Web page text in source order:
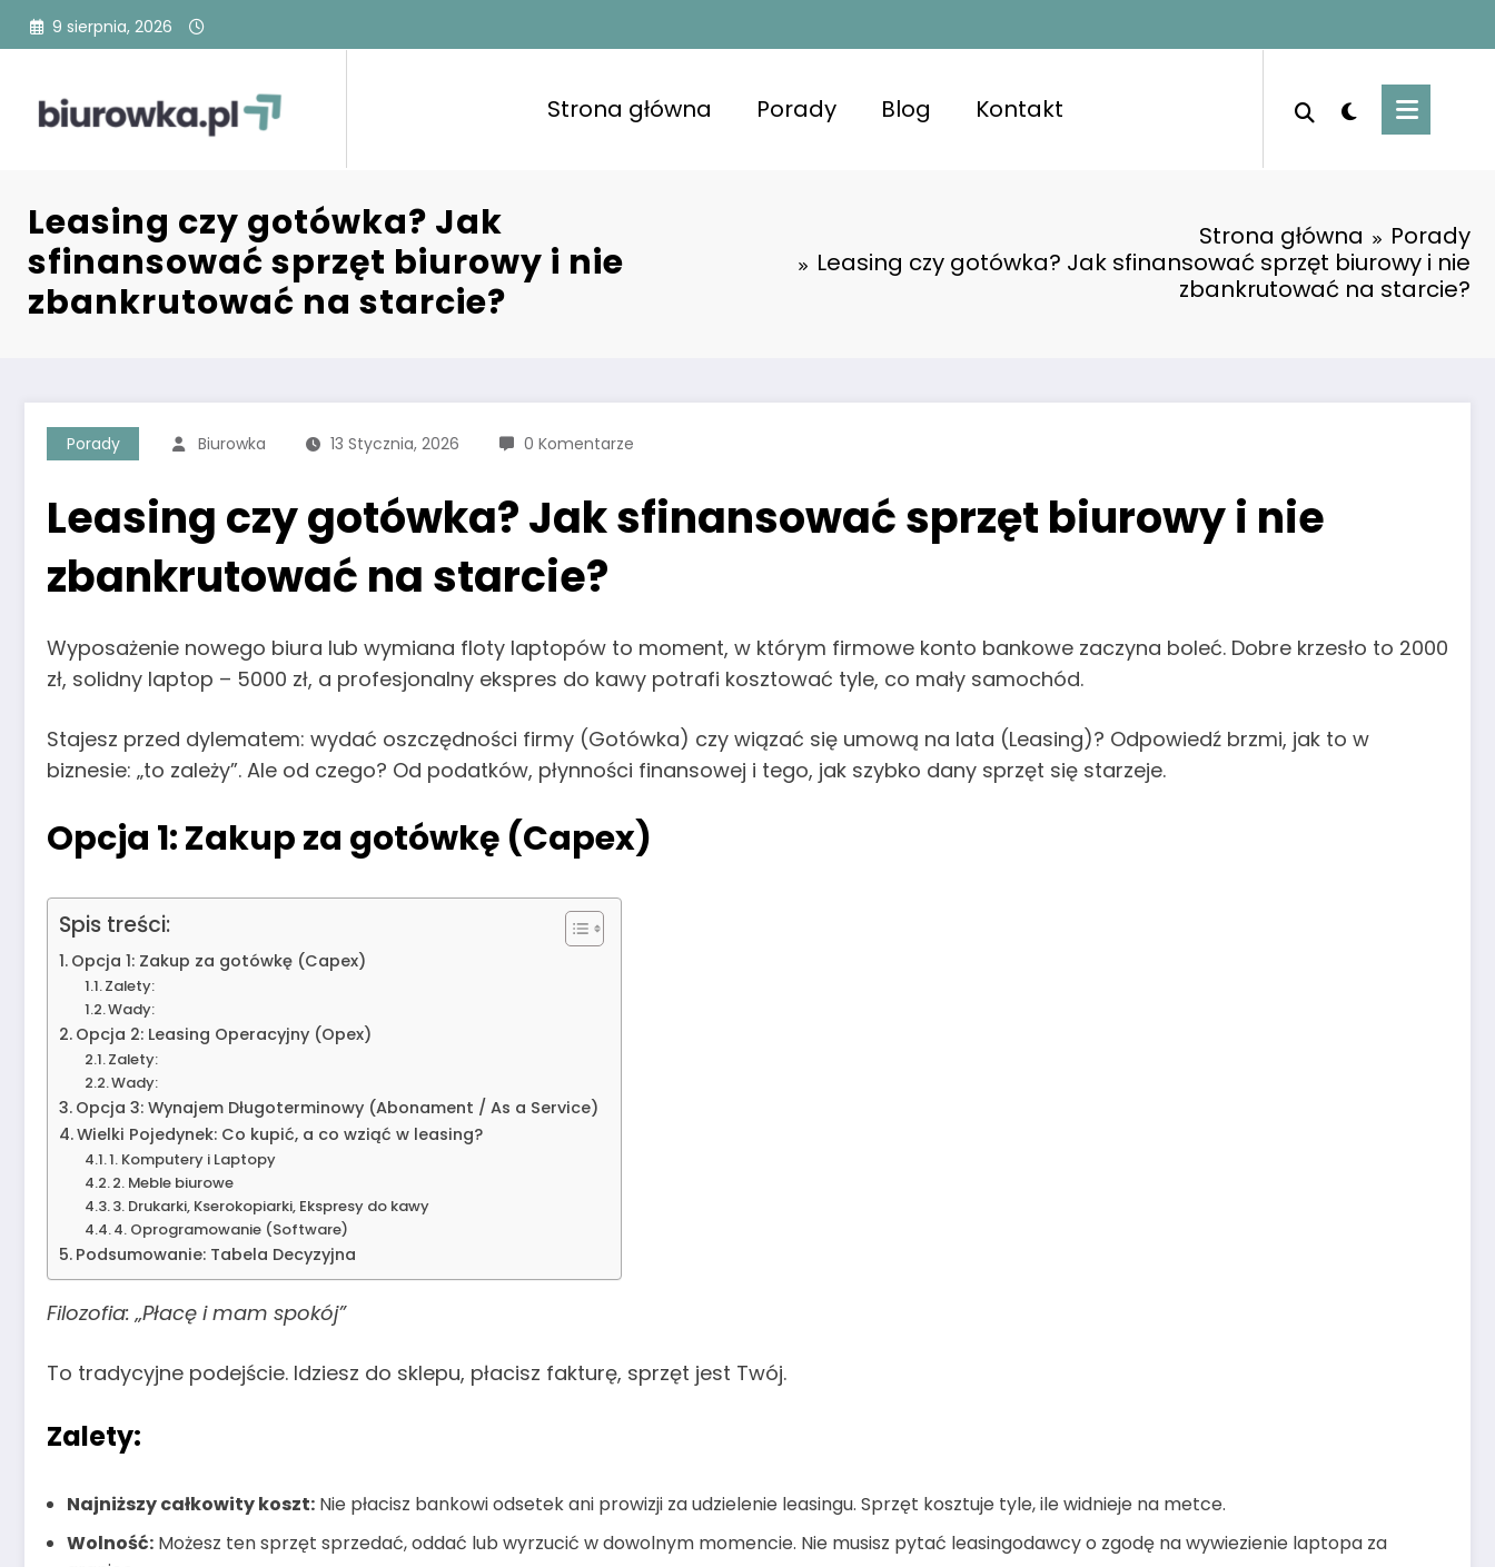
Przejdź
9 sierpnia, 2026
Strona główna Porady Blog Kontakt
Leasing czy gotówka? Jak
sfinansować sprzęt biurowy i nie
zbankrutować na starcie?
Strona główna
Porady
Leasing czy gotówka? Jak sfinansować sprzęt biurowy i nie
zbankrutować na starcie?
Porady Biurowka 13 Stycznia, 2026 0 Komentarze
Leasing czy gotówka? Jak sfinansować sprzęt biurowy i nie
zbankrutować na starcie?
Wyposażenie nowego biura lub wymiana floty laptopów to moment, w którym firmowe konto bankowe zaczyna boleć. Dobre krzesło to 2000
zł, solidny laptop – 5000 zł, a profesjonalny ekspres do kawy potrafi kosztować tyle, co mały samochód.
Stajesz przed dylematem: wydać oszczędności firmy (Gotówka) czy wiązać się umową na lata (Leasing)? Odpowiedź brzmi, jak to w
biznesie: „to zależy”. Ale od czego? Od podatków, płynności finansowej i tego, jak szybko dany sprzęt się starzeje.
Opcja 1: Zakup za gotówkę (Capex)
Spis treści:
Opcja 1: Zakup za gotówkę (Capex)
Zalety:
Wady:
Opcja 2: Leasing Operacyjny (Opex)
Zalety:
Wady:
Opcja 3: Wynajem Długoterminowy (Abonament / As a Service)
Wielki Pojedynek: Co kupić, a co wziąć w leasing?
1. Komputery i Laptopy
2. Meble biurowe
3. Drukarki, Kserokopiarki, Ekspresy do kawy
4. Oprogramowanie (Software)
Podsumowanie: Tabela Decyzyjna
Filozofia: „Płacę i mam spokój”
To tradycyjne podejście. Idziesz do sklepu, płacisz fakturę, sprzęt jest Twój.
Zalety:
Najniższy całkowity koszt: Nie płacisz bankowi odsetek ani prowizji za udzielenie leasingu. Sprzęt kosztuje tyle, ile widnieje na metce.
Wolność: Możesz ten sprzęt sprzedać, oddać lub wyrzucić w dowolnym momencie. Nie musisz pytać leasingodawcy o zgodę na wywiezienie laptopa za